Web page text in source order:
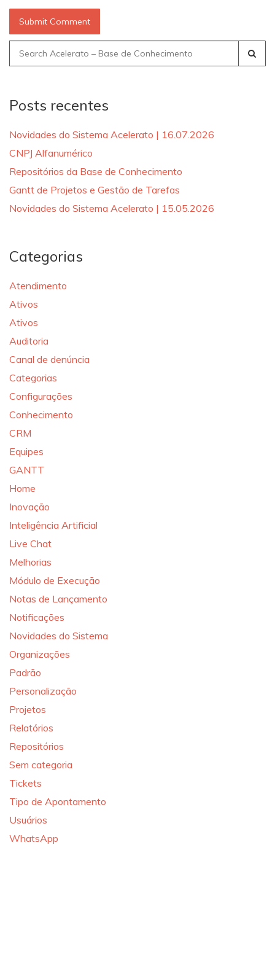
Search
for:
Posts recentes
Novidades do Sistema Acelerato | 16.07.2026
CNPJ Alfanumérico
Repositórios da Base de Conhecimento
Gantt de Projetos e Gestão de Tarefas
Novidades do Sistema Acelerato | 15.05.2026
Categorias
Atendimento
Ativos
Ativos
Auditoria
Canal de denúncia
Categorias
Configurações
Conhecimento
CRM
Equipes
GANTT
Home
Inovação
Inteligência Artificial
Live Chat
Melhorias
Módulo de Execução
Notas de Lançamento
Notificações
Novidades do Sistema
Organizações
Padrão
Personalização
Projetos
Relatórios
Repositórios
Sem categoria
Tickets
Tipo de Apontamento
Usuários
WhatsApp